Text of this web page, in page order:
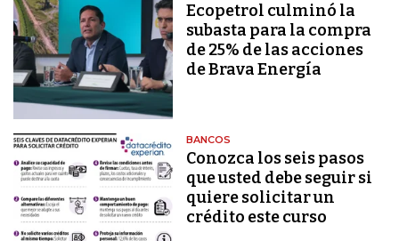
Ecopetrol culminó la
subasta para la compra
de 25% de las acciones
de Brava Energía
BANCOS
Conozca los seis pasos
que usted debe seguir si
quiere solicitar un
crédito este curso